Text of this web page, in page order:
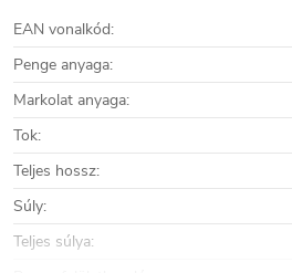
széntartalmú 1075
acélból
minden szénacél, megfelelő ápolást
gyönyörű és eredeti késsel
EAN vonalkód:
Penge anyaga:
Markolat anyaga:
Tok:
Teljes hossz:
Súly:
Teljes súlya: